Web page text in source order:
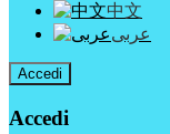
中文
عربى
Accedi
Accedi